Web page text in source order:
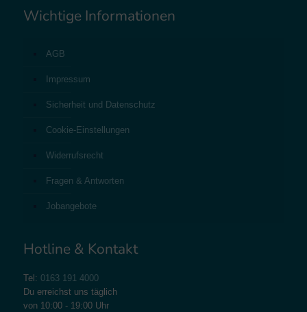
Wichtige Informationen
AGB
Impressum
Sicherheit und Datenschutz
Cookie-Einstellungen
Widerrufsrecht
Fragen & Antworten
Jobangebote
Hotline & Kontakt
Tel: 0163 191 4000
Du erreichst uns täglich
von 10:00 - 19:00 Uhr